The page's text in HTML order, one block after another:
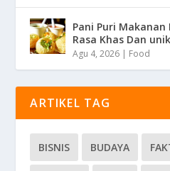
Pani Puri Makanan
Rasa Khas Dan unik
Agu 4, 2026 | Food
ARTIKEL TAG
BISNIS BUDAYA